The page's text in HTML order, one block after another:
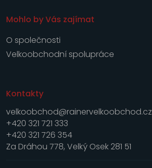
Mohlo by Vás zajímat
O společnosti
Velkoobchodní spolupráce
Kontakty
velkoobchod@rainervelkoobchod.cz
+420 321 721 333
+420 321 726 354
Za Dráhou 778, Velký Osek 281 51